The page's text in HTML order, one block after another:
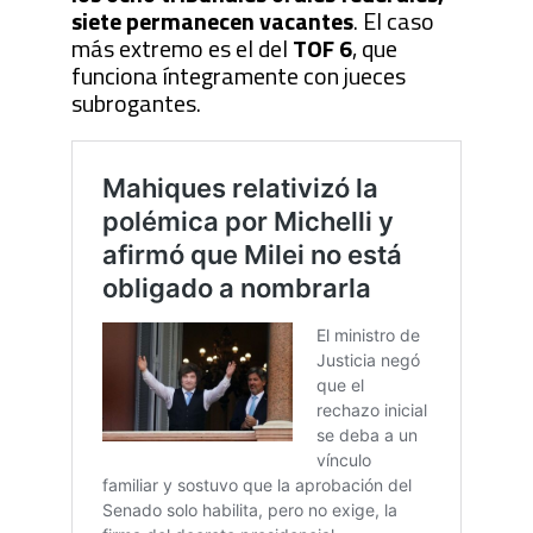
siete permanecen vacantes. El caso
más extremo es el delTOF 6, que
funciona íntegramente con jueces
subrogantes.